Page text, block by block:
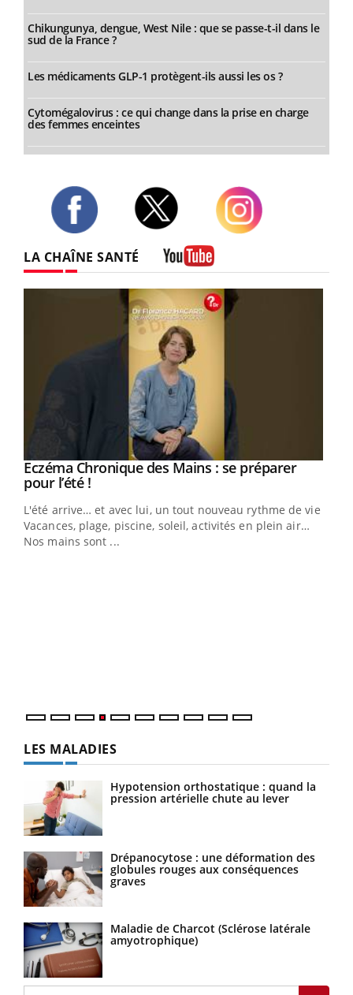
Chikungunya, dengue, West Nile : que se passe-t-il dans le
sud de la France ?
Les médicaments GLP-1 protègent-ils aussi les os ?
Cytomégalovirus : ce qui change dans la prise en charge
des femmes enceintes
LA CHAÎNE SANTÉ
Youtube
Eczéma Chronique des Mains : se préparer
pour l’été !Youtube
L'été arrive… et avec lui, un tout nouveau rythme de vie !
Vacances, plage, piscine, soleil, activités en plein air…
Nos mains sont ...
LES MALADIES
Hypotension orthostatique : quand la
pression artérielle chute au lever
Drépanocytose : une déformation des
globules rouges aux conséquences
graves
Maladie de Charcot (Sclérose latérale
amyotrophique)